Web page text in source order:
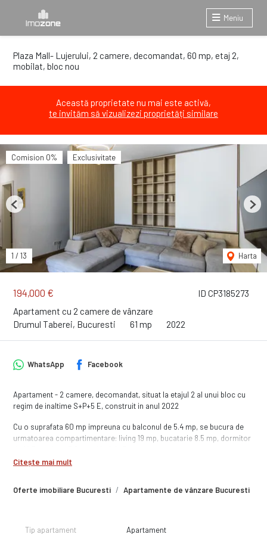
Meniu
Plaza Mall- Lujerului, 2 camere, decomandat, 60 mp, etaj 2,
mobilat, bloc nou
Această proprietate nu mai este activă,
te invităm să vizualizezi proprietăți similare
ID CP3185273
194,000 €
Apartament cu 2 camere de vânzare
Drumul Taberei, Bucuresti
61 mp 2022
Comision 0% Exclusivitate
1 / 13 Harta
Previous Next
Oferte imobiliare Bucuresti Apartamente de vânzare Bucuresti
WhatsApp Facebook
Apartament - 2 camere, decomandat, situat la etajul 2 al unui bloc cu
regim de inaltime S+P+5 E, construit in anul 2022
Cu o suprafata 60 mp impreuna cu balconul de 5.4 mp, se bucura de
urmatoarea compartimentare: living 19 mp, bucatarie 8.5 mp, dormitor
Spatiul de locuit a primit o atentie aparte in ceea ce priveste mobilarea
Apartamentul se vinde mobilat-utilat exact ca in poze, cu centrala
Citește mai mult
Tip apartament Apartament